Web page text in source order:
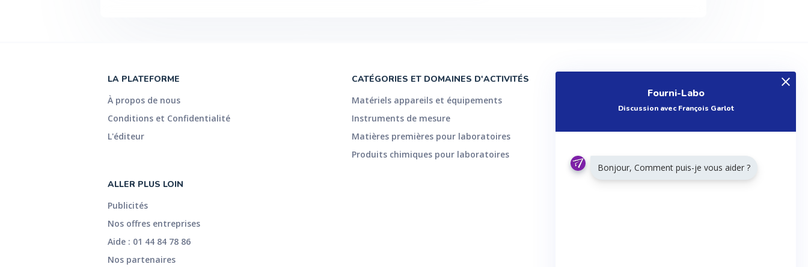
LA PLATEFORME
À propos de nous
Conditions et Confidentialité
L'éditeur
ALLER PLUS LOIN
Publicités
Nos offres entreprises
Aide : 01 44 84 78 86
Nos partenaires
CATÉGORIES ET DOMAINES D'ACTIVITÉS
Matériels appareils et équipements
Instruments de mesure
Matières premières pour laboratoires
Produits chimiques pour laboratoires
Réalisations
Tutoriels
Fourni-Labo
Discussion avec François Garlot
Bonjour, Comment puis-je vous aider ?